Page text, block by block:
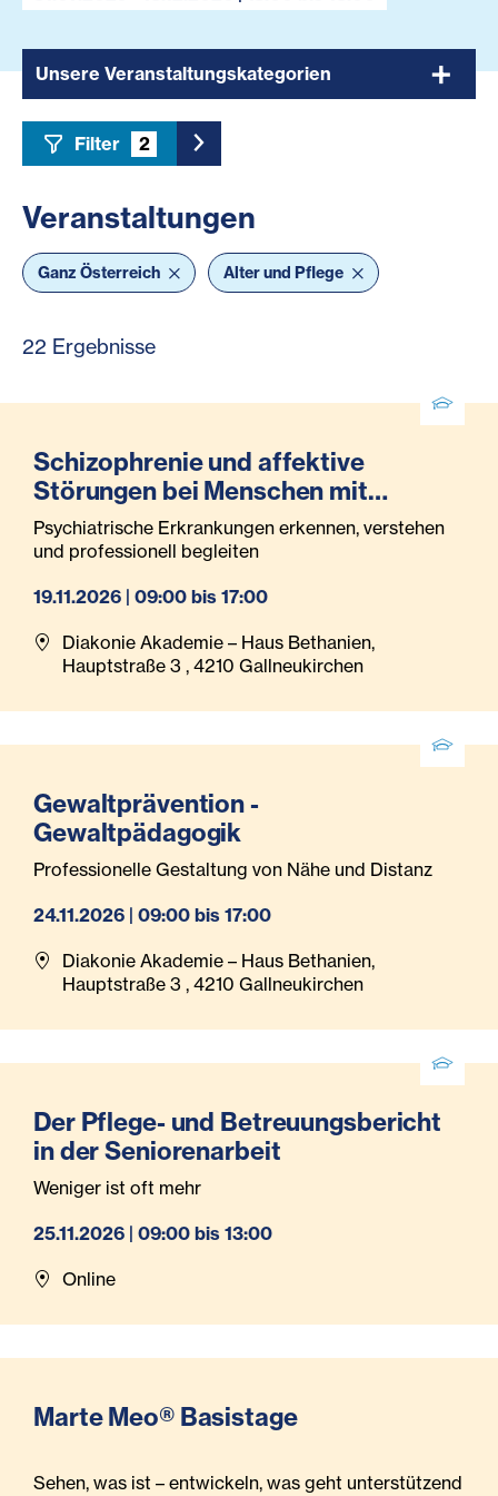
Unsere Veranstaltungskategorien
Filter 2 Toggle Sidebar Filter
Veranstaltungen
Ganz Österreich Alter und Pflege
22 Ergebnisse
Schizophrenie und affektive
Störungen bei Menschen mit
Behinderungen
Psychiatrische Erkrankungen erkennen, verstehen
und professionell begleiten
19.11.2026 | 09:00 bis 17:00
Diakonie Akademie – Haus Bethanien,
Hauptstraße 3 , 4210 Gallneukirchen
Gewaltprävention -
Gewaltpädagogik
Professionelle Gestaltung von Nähe und Distanz
24.11.2026 | 09:00 bis 17:00
Diakonie Akademie – Haus Bethanien,
Hauptstraße 3 , 4210 Gallneukirchen
Der Pflege- und Betreuungsbericht
in der Seniorenarbeit
Weniger ist oft mehr
25.11.2026 | 09:00 bis 13:00
Online
Marte Meo® Basistage
Sehen, was ist – entwickeln, was geht unterstützend